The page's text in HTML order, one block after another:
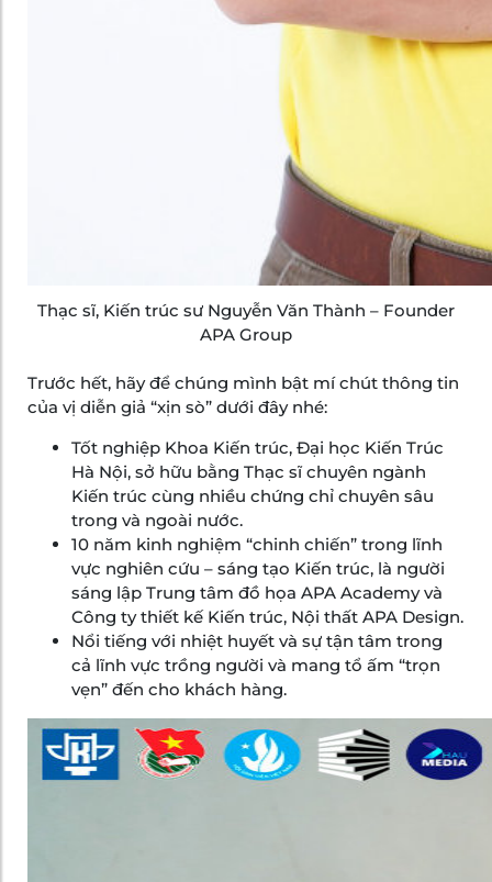
Thạc sĩ, Kiến trúc sư Nguyễn Văn Thành – Founder
APA Group
Trước hết, hãy để chúng mình bật mí chút thông tin
của vị diễn giả “xịn sò” dưới đây nhé:
Tốt nghiệp Khoa Kiến trúc, Đại học Kiến Trúc
Hà Nội, sở hữu bằng Thạc sĩ chuyên ngành
Kiến trúc cùng nhiều chứng chỉ chuyên sâu
trong và ngoài nước.
10 năm kinh nghiệm “chinh chiến” trong lĩnh
vực nghiên cứu – sáng tạo Kiến trúc, là người
sáng lập Trung tâm đồ họa APA Academy và
Công ty thiết kế Kiến trúc, Nội thất APA Design.
Nổi tiếng với nhiệt huyết và sự tận tâm trong
cả lĩnh vực trồng người và mang tổ ấm “trọn
vẹn” đến cho khách hàng.